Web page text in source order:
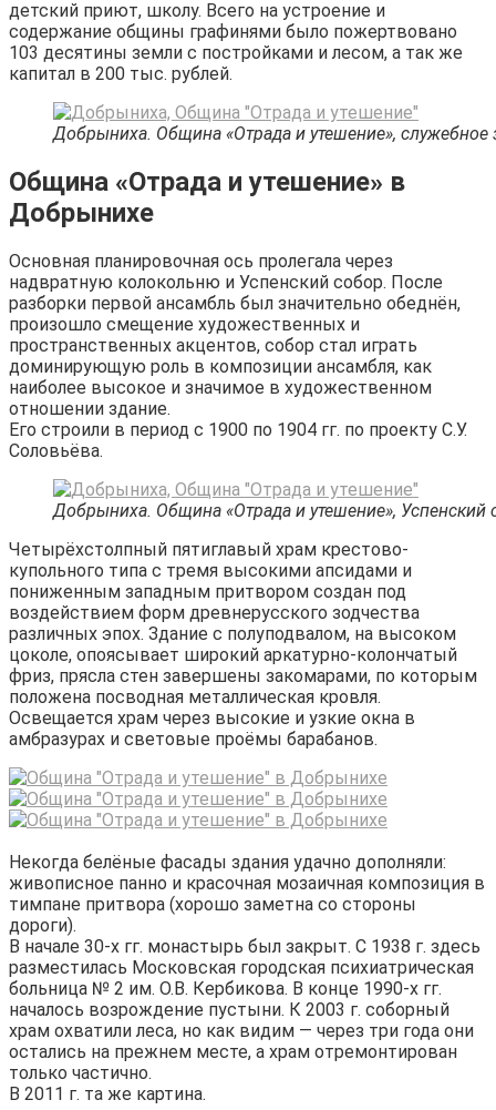
детский приют, школу. Всего на устроение и
содержание общины графинями было пожертвовано
103 десятины земли с постройками и лесом, а так же
капитал в 200 тыс. рублей.
Добрыниха. Община «Отрада и утешение», служебное
Община «Отрада и утешение» в
Добрынихе
Основная планировочная ось пролегала через
надвратную колокольню и Успенский собор. После
разборки первой ансамбль был значительно обеднён,
произошло смещение художественных и
пространственных акцентов, собор стал играть
доминирующую роль в композиции ансамбля, как
наиболее высокое и значимое в художественном
отношении здание.
Его строили в период с 1900 по 1904 гг. по проекту С.У.
Соловьёва.
Добрыниха. Община «Отрада и утешение», Успенский
Четырёхстолпный пятиглавый храм крестово-
купольного типа с тремя высокими апсидами и
пониженным западным притвором создан под
воздействием форм древнерусского зодчества
различных эпох. Здание с полуподвалом, на высоком
цоколе, опоясывает широкий аркатурно-колончатый
фриз, прясла стен завершены закомарами, по которым
положена посводная металлическая кровля.
Освещается храм через высокие и узкие окна в
амбразурах и световые проёмы барабанов.
Некогда белёные фасады здания удачно дополняли:
живописное панно и красочная мозаичная композиция в
тимпане притвора (хорошо заметна со стороны
дороги).
В начале 30-х гг. монастырь был закрыт. С 1938 г. здесь
разместилась Московская городская психиатрическая
больница № 2 им. О.В. Кербикова. В конце 1990-х гг.
началось возрождение пустыни. К 2003 г. соборный
храм охватили леса, но как видим — через три года они
остались на прежнем месте, а храм отремонтирован
только частично.
В 2011 г. та же картина.